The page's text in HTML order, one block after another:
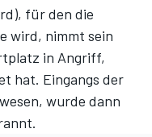
für den die
wird, nimmt sein
in Angriff,
hat. Eingangs der
wurde dann